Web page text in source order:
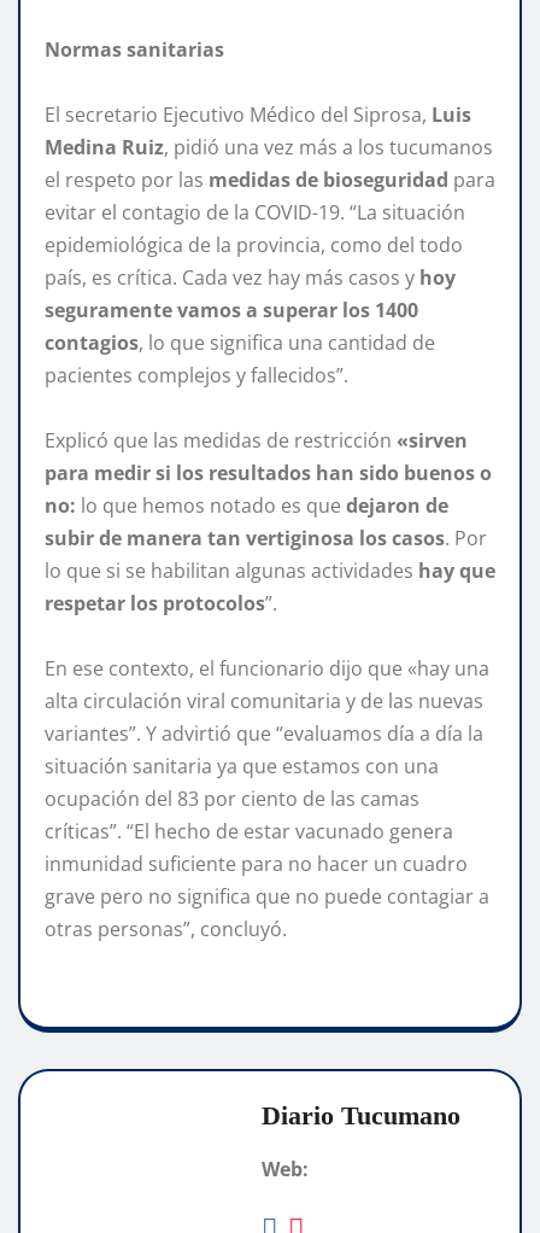
Normas sanitarias
El secretario Ejecutivo Médico del Siprosa, Luis
Medina Ruiz, pidió una vez más a los tucumanos
el respeto por las medidas de bioseguridad para
evitar el contagio de la COVID-19. “La situación
epidemiológica de la provincia, como del todo
país, es crítica. Cada vez hay más casos y hoy
seguramente vamos a superar los 1400
contagios, lo que significa una cantidad de
pacientes complejos y fallecidos”.
Explicó que las medidas de restricción «sirven
para medir si los resultados han sido buenos o
no: lo que hemos notado es que dejaron de
subir de manera tan vertiginosa los casos. Por
lo que si se habilitan algunas actividades hay que
respetar los protocolos”.
En ese contexto, el funcionario dijo que «hay una
alta circulación viral comunitaria y de las nuevas
variantes”. Y advirtió que “evaluamos día a día la
situación sanitaria ya que estamos con una
ocupación del 83 por ciento de las camas
críticas”. “El hecho de estar vacunado genera
inmunidad suficiente para no hacer un cuadro
grave pero no significa que no puede contagiar a
otras personas”, concluyó.
Diario Tucumano
Web: